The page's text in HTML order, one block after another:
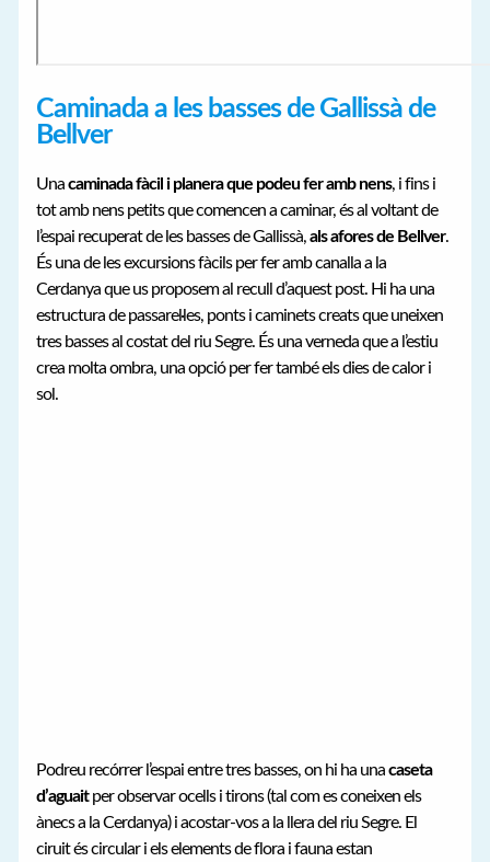
Caminada a les basses de Gallissà de
Bellver
Unacaminada fàcil i planera que podeu fer amb nens, i fins i
tot amb nens petits que comencen a caminar, és al voltant de
l’espai recuperat de les basses de Gallissà,als afores de Bellver.
És una de les excursions fàcils per fer amb canalla a la
Cerdanya que us proposem al recull d’aquest post. Hi ha una
estructura de passarel·les, ponts i caminets creats que uneixen
tres basses al costat del riu Segre. És una verneda que a l’estiu
crea molta ombra, una opció per fer també els dies de calor i
sol.
Podreu recórrer l’espai entre tres basses, on hi ha unacaseta
d’aguaitper observar ocells i tirons (tal com es coneixen els
ànecs a la Cerdanya) i acostar-vos a la llera del riu Segre. El
ciruit és circular i els elements de flora i fauna estan